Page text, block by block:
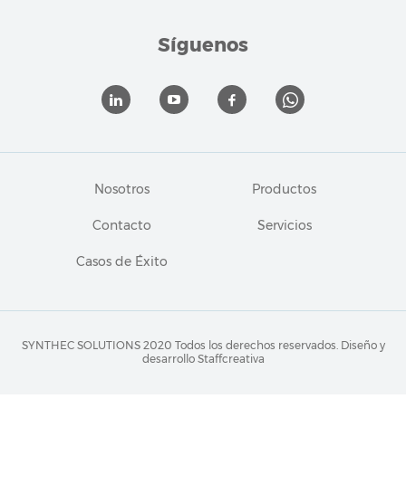
Síguenos
Nosotros Productos
Contacto Servicios
Casos de Éxito
SYNTHEC SOLUTIONS 2020 Todos los derechos reservados. Diseño y
desarrollo Staffcreativa